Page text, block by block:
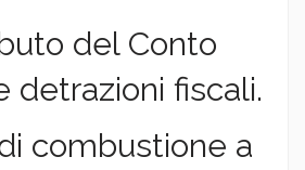
del Conto
detrazioni fiscali.
combustione a